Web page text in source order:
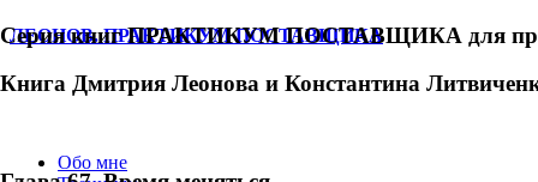
ЛЕОНОВ. ПРАКТИКУМ ПОСТАВЩИКА
Обо мне
Серия книг ПРАКТИКУМ ПОСТАВЩИКА для
Книга Дмитрия Леонова и Константина